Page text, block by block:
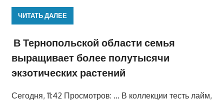
ЧИТАТЬ ДАЛЕЕ
В Тернопольской области семья
выращивает более полутысячи
экзотических растений
Сегодня, 11:42 Просмотров: … В коллекции тесть лайм,